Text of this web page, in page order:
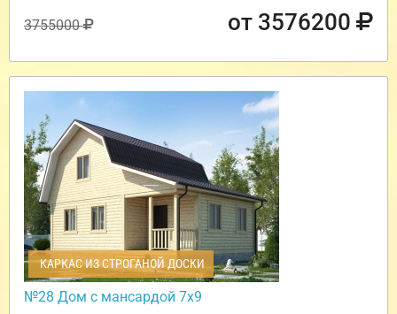
3755000 от 3576200
КАРКАС ИЗ СТРОГАНОЙ ДОСКИ
№28 Дом с мансардой 7х9